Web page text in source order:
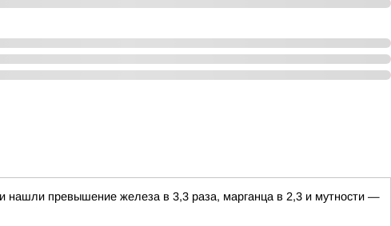
нашли превышение железа в 3,3 раза, марганца в 2,3 и мутности —